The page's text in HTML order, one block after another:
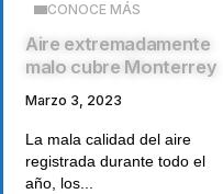
CONOCE MÁS
Aire extremadamente
malo cubre Monterrey
Marzo 3, 2023
La mala calidad del aire
registrada durante todo el
año, los...